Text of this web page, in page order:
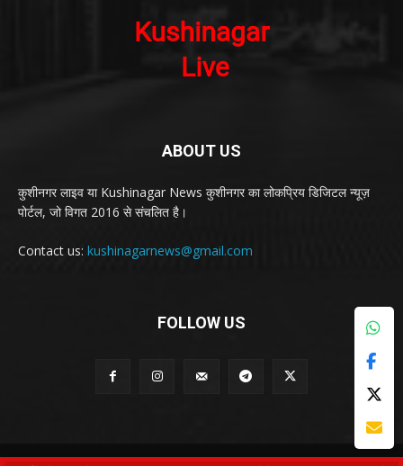
ABOUT US
कुशीनगर लाइव या Kushinagar News कुशीनगर का लोकप्रिय डिजिटल न्यूज़
पोर्टल, जो विगत 2016 से संचलित है।
Contact us: kushinagarnews@gmail.com
FOLLOW US